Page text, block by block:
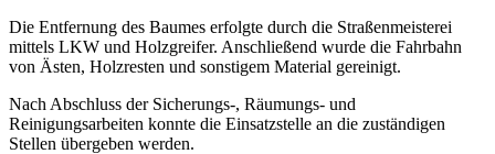
Die Entfernung des Baumes erfolgte durch die Straßenmeisterei
mittels LKW und Holzgreifer. Anschließend wurde die Fahrbahn
von Ästen, Holzresten und sonstigem Material gereinigt.
Nach Abschluss der Sicherungs-, Räumungs- und
Reinigungsarbeiten konnte die Einsatzstelle an die zuständigen
Stellen übergeben werden.